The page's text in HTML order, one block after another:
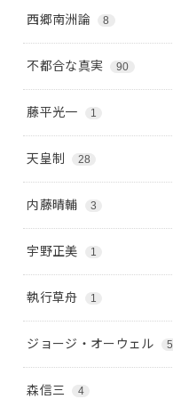
西郷南洲論 8
不都合な真実 90
藤平光一 1
天皇制 28
内藤晴輔 3
宇野正美 1
執行草舟 1
ジョージ・オーウェル 5
森信三 4